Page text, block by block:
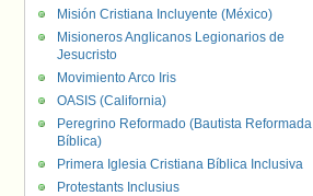
Misión Cristiana Incluyente (México)
Misioneros Anglicanos Legionarios de
Jesucristo
Movimiento Arco Iris
OASIS (California)
Peregrino Reformado (Bautista Reformada
Bíblica)
Primera Iglesia Cristiana Bíblica Inclusiva
Protestants Inclusius